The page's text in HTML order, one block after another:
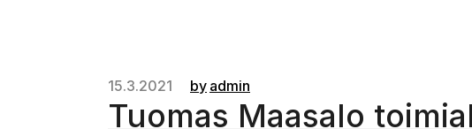
15.3.2021 by admin
Tuomas Maasalo